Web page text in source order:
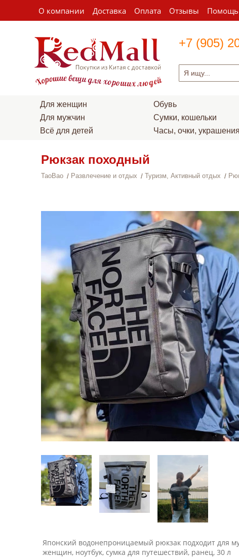
О компании Доставка Оплата Отзывы Помощь
+7 (905)
Для женщин
Для мужчин
Всё для детей
Обувь
Сумки, кошельки
Часы, очки, украшения
Рюкзак походный
TaoBao Развлечение и отдых Туризм, Активный отдых
Японский водонепроницаемый рюкзак подходит для
женщин, ноутбук, сумка для путешествий, ранец, 30 л